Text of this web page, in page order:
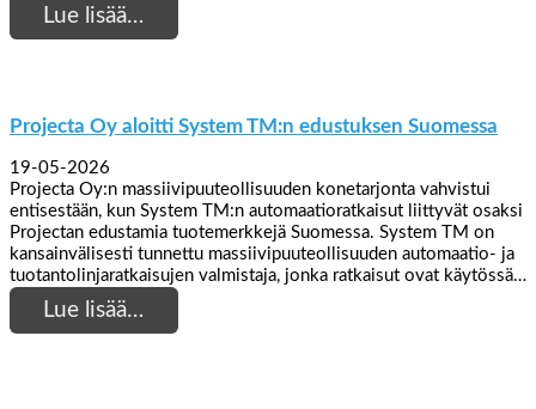
Lue lisää…
Projecta Oy aloitti System TM:n edustuksen Suomessa
19-05-2026
Projecta Oy:n massiivipuuteollisuuden konetarjonta vahvistui
entisestään, kun System TM:n automaatioratkaisut liittyvät osaksi
Projectan edustamia tuotemerkkejä Suomessa. System TM on
kansainvälisesti tunnettu massiivipuuteollisuuden automaatio- ja
tuotantolinjaratkaisujen valmistaja, jonka ratkaisut ovat käytössä…
Lue lisää…